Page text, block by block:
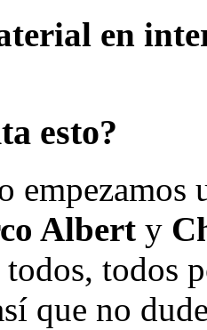
en
esto?
empezamos
Albert y
todos, todos
que no